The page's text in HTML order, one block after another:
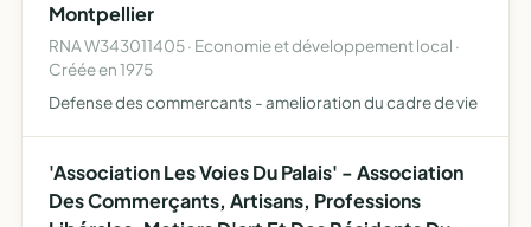
Montpellier
RNA W343011405 · Economie et développement local ·
Créée en 1975
Defense des commercants - amelioration du cadre de vie
'Association Les Voies Du Palais' - Association
Des Commerçants, Artisans, Professions